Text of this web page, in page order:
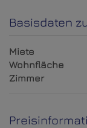
Basisdaten
Miete
Wohnfläche
Zimmer